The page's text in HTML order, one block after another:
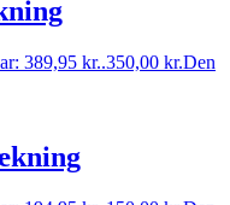
389,95 kr..350,00 kr.Den